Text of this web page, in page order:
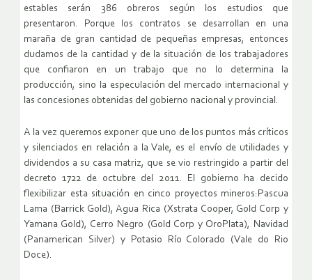
estables serán 386 obreros según los estudios que
presentaron. Porque los contratos se desarrollan en una
maraña de gran cantidad de pequeñas empresas, entonces
dudamos de la cantidad y de la situación de los trabajadores
que confiaron en un trabajo que no lo determina la
producción, sino la especulación del mercado internacional y
las concesiones obtenidas del gobierno nacional y provincial.
A la vez queremos exponer que uno de los puntos más críticos
y silenciados en relación a la Vale, es el envío de utilidades y
dividendos a su casa matriz, que se vio restringido a partir del
decreto 1722 de octubre del 2011. El gobierno ha decido
flexibilizar esta situación en cinco proyectos mineros:Pascua
Lama (Barrick Gold), Agua Rica (Xstrata Cooper, Gold Corp y
Yamana Gold), Cerro Negro (Gold Corp y OroPlata), Navidad
(Panamerican Silver) y Potasio Río Colorado (Vale do Rio
Doce).